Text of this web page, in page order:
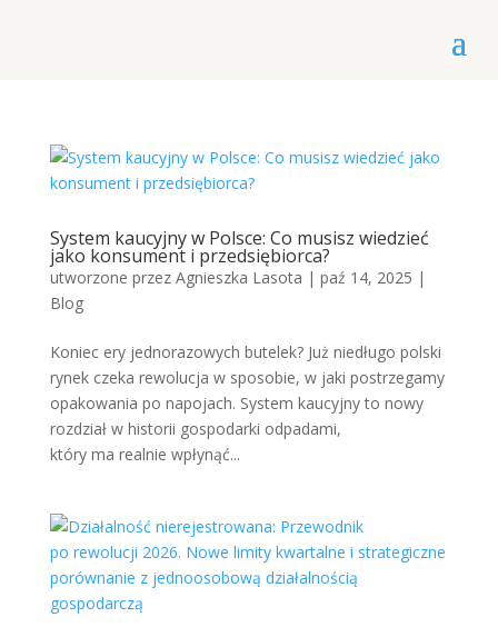
System kaucyjny w Polsce: Co musisz wiedzieć
jako konsument i przedsiębiorca?
utworzone przez Agnieszka Lasota | paź 14, 2025 |
Blog
Koniec ery jednorazowych butelek? Już niedługo polski
rynek czeka rewolucja w sposobie, w jaki postrzegamy
opakowania po napojach. System kaucyjny to nowy
rozdział w historii gospodarki odpadami,
który ma realnie wpłynąć...